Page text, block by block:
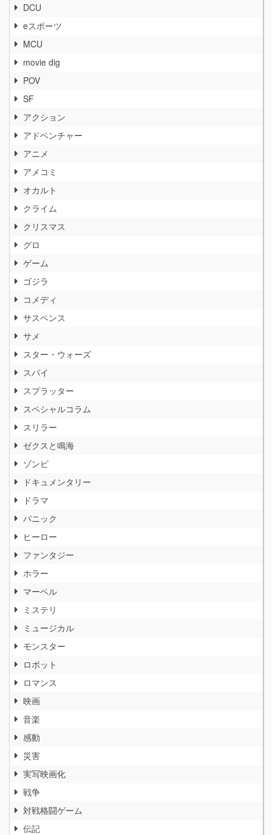
DCU
eスポーツ
MCU
movie dig
POV
SF
アクション
アドベンチャー
アニメ
アメコミ
オカルト
クライム
クリスマス
グロ
ゲーム
ゴジラ
コメディ
サスペンス
サメ
スター・ウォーズ
スパイ
スプラッター
スペシャルコラム
スリラー
ゼクスと鳴海
ゾンビ
ドキュメンタリー
ドラマ
パニック
ヒーロー
ファンタジー
ホラー
マーベル
ミステリ
ミュージカル
モンスター
ロボット
ロマンス
映画
音楽
感動
災害
実写映画化
戦争
対戦格闘ゲーム
伝記